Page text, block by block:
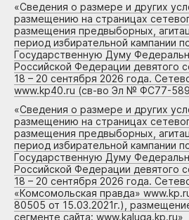
«Сведения о размере и других
размещению на страницах
размещения предвыборных,
период избирательной кампании
Государственную Думу
Российской Федерации девятого
18 – 20 сентября 2026 года.
www.kp40.ru (св-во Эл № ФС77-
«Сведения о размере и других
размещению на страницах
размещения предвыборных,
период избирательной кампании
Государственную Думу
Российской Федерации девятого
18 – 20 сентября 2026 года.
«Комсомольская правда»
80505 от 15.03.2021г.),
сегменте сайта: www.kaluga.kp.ru»